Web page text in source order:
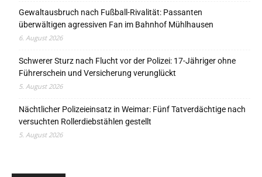
Gewaltausbruch nach Fußball-Rivalität: Passanten
überwältigen agressiven Fan im Bahnhof Mühlhausen
6. August 2026
Schwerer Sturz nach Flucht vor der Polizei: 17-Jähriger ohne
Führerschein und Versicherung verunglückt
5. August 2026
Nächtlicher Polizeieinsatz in Weimar: Fünf Tatverdächtige nach
versuchten Rollerdiebstählen gestellt
5. August 2026